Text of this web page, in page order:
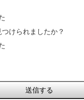
けられましたか？